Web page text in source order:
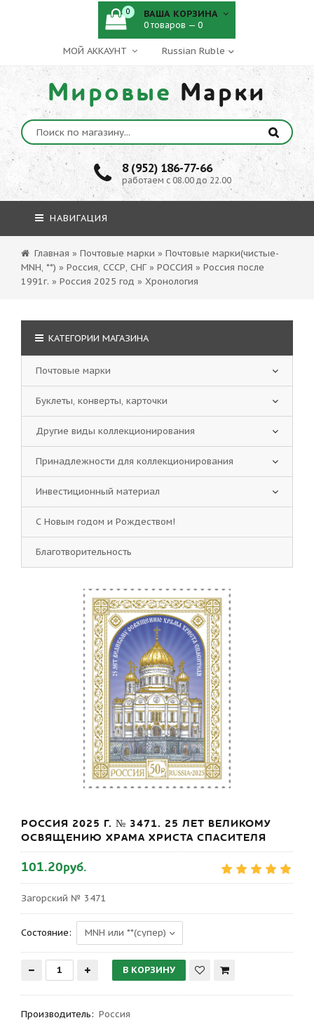
МОЙ АККАУНТ
Мировые Марки
8 (952) 186-77-66
работаем с 08.00 до 22.00
0 ВАША КОРЗИНА
0 товаров — 0
НАВИГАЦИЯ
Главная » Почтовые марки » Почтовые марки(чистые-
MNH, **) » Россия, СССР, СНГ » РОССИЯ » Россия после
1991г. » Россия 2025 год » Хронология
РОССИЯ 2025 Г. № 3471. 25 ЛЕТ ВЕЛИКОМУ
ОСВЯЩЕНИЮ ХРАМА ХРИСТА СПАСИТЕЛЯ
101.20руб.
Загорский № 3471
Состояние:
Производитель: Россия
КАТЕГОРИИ МАГАЗИНА
Почтовые марки
Буклеты, конверты, карточки
Другие виды коллекционирования
Принадлежности для коллекционирования
Инвестиционный материал
С Новым годом и Рождеством!
Благотворительность